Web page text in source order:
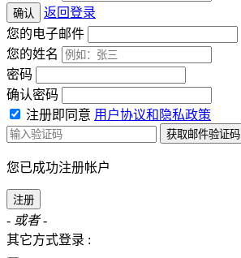
确认
返回登录
您的电子邮件
您的姓名
密码
确认密码
注册即同意 用户协议和隐私政策
获取邮件验证码
您已成功注册帐户
注册
- 或者 -
其它方式登录 :